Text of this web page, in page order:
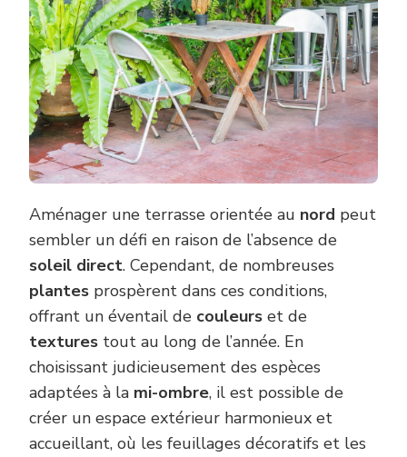
Aménager une terrasse orientée au nord peut
sembler un défi en raison de l’absence de
soleil direct. Cependant, de nombreuses
plantes prospèrent dans ces conditions,
offrant un éventail de couleurs et de
textures tout au long de l’année. En
choisissant judicieusement des espèces
adaptées à la mi-ombre, il est possible de
créer un espace extérieur harmonieux et
accueillant, où les feuillages décoratifs et les